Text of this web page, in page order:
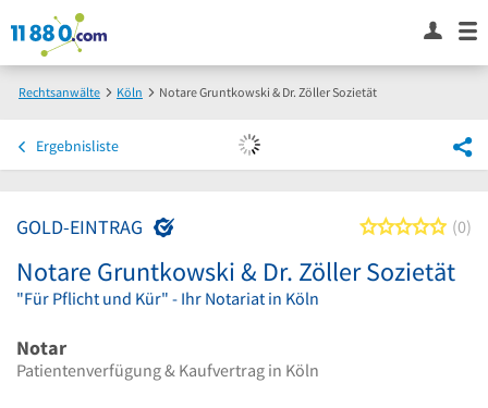
Rechtsanwälte Köln Notare Gruntkowski & Dr. Zöller Sozietät
Ergebnisliste
GOLD-EINTRAG 00
Notare Gruntkowski & Dr. Zöller Sozietät
"Für Pflicht und Kür" - Ihr Notariat in Köln
Notar
Patientenverfügung & Kaufvertrag in Köln